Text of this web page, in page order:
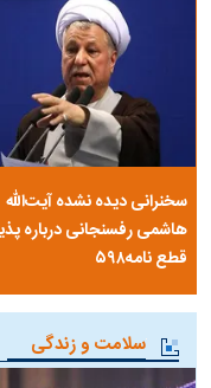
سخنرانی دیده نشده آیت‌الله
هاشمی رفسنجانی درباره
قطع نامه۵۹۸
سلامت و زندگی